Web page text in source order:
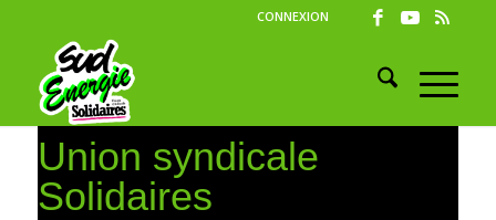
CONNEXION
Union syndicale
Solidaires